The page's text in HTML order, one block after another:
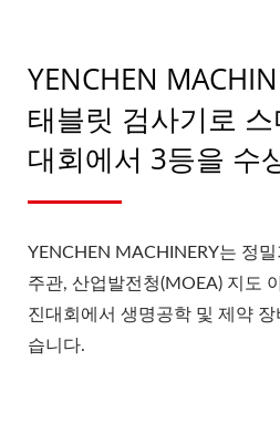
YENCHEN
태블릿 검사기로
대회에서 3등을 수
YENCHEN MACHINERY는 정
주관, 산업발전청(MOEA) 지도
진대회에서 생명공학 및 제약
습니다.